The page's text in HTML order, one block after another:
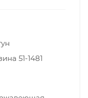
51-1481